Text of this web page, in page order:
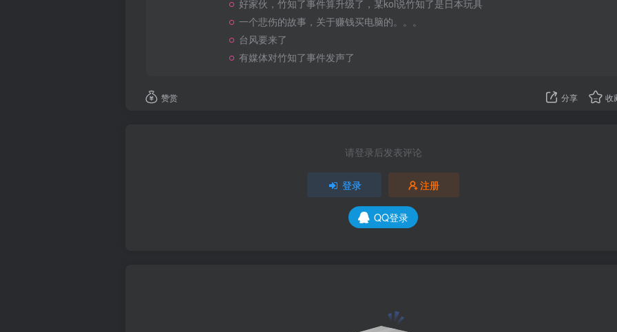
好家伙，竹知了事件算升级了，某kol说竹知了是日本玩具
一个悲伤的故事，关于赚钱买电脑的。。。
台风要来了
有媒体对竹知了事件发声了
赞赏 分享 收
请登录后发表评论
登录 注册
QQ登录